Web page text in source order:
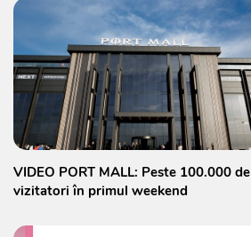
VIDEO PORT MALL: Peste 100.000 de
vizitatori în primul weekend